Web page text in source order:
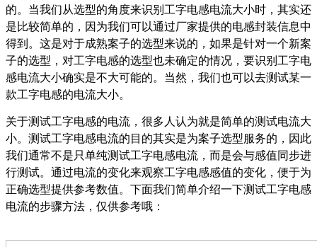
的。 当我们从选型的角度来识别工字电感电流大小时 ，其实还
是比较简单的，因为我们可以通过厂家提供的电感封装信息中
得到。这是对于成熟案子的选型来说的，如果是针对一个新案
子的选型，对工字电感的选型也未确定的情况，要识别工字电
感电流大小确实是不大可能的。当然，我们也可以去测试某一
款工字电感的电流大小。
关于测试工字电感的电流，很多人认为就是简单的测试电流大
小。测试工字电感电流的目的其实是为案子选型服务的，因此
我们通常不是只单纯测试工字电感电流，而是会与感值同步进
行测试。通过电流的变化来观察工字电感感值的变化， 便于为
正确选型提供参考数值。下面我们简单介绍一下测试工字电感
电流的步骤方法，仅供参考哦：